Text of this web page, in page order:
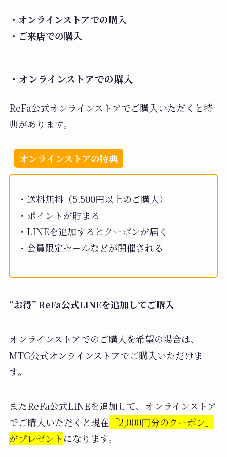
・オンラインストアでの購入
・ご来店での購入
・オンラインストアでの購入
ReFa公式オンラインストアでご購入いただくと特
典があります。
オンラインストアの特典
・送料無料（5,500円以上のご購入）
・ポイントが貯まる
・LINEを追加するとクーポンが届く
・会員限定セールなどが開催される
“お得” ReFa公式LINEを追加してご購入
オンラインストアでのご購入を希望の場合は、
MTG公式オンラインストアでご購入いただけま
す。
またReFa公式LINEを追加して、オンラインストア
でご購入いただくと現在 「2,000円分のクーポン」
がプレゼント になります。